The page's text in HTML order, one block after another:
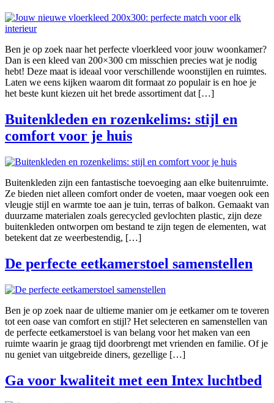
Ben je op zoek naar het perfecte vloerkleed voor jouw woonkamer?
Dan is een kleed van 200×300 cm misschien precies wat je nodig
hebt! Deze maat is ideaal voor verschillende woonstijlen en ruimtes.
Laten we eens kijken waarom dit formaat zo populair is en hoe je
het beste kunt kiezen uit het brede assortiment dat […]
Buitenkleden en rozenkelims: stijl en
comfort voor je huis
Buitenkleden zijn een fantastische toevoeging aan elke buitenruimte.
Ze bieden niet alleen comfort onder de voeten, maar voegen ook een
vleugje stijl en warmte toe aan je tuin, terras of balkon. Gemaakt van
duurzame materialen zoals gerecycled gevlochten plastic, zijn deze
buitenkleden ontworpen om bestand te zijn tegen de elementen, wat
betekent dat ze weerbestendig, […]
De perfecte eetkamerstoel samenstellen
Ben je op zoek naar de ultieme manier om je eetkamer om te toveren
tot een oase van comfort en stijl? Het selecteren en samenstellen van
de perfecte eetkamerstoel is van belang voor het maken van een
ruimte waarin je graag tijd doorbrengt met vrienden en familie. Of je
nu geniet van uitgebreide diners, gezellige […]
Ga voor kwaliteit met een Intex luchtbed